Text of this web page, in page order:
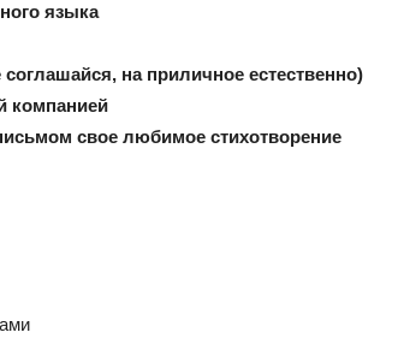
языка
на приличное естественно)
компанией
свое любимое стихотворение